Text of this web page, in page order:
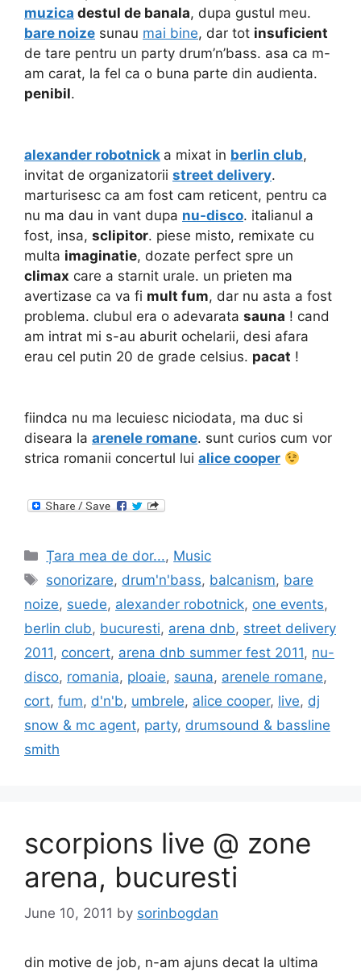
muzica destul de banala, dupa gustul meu.
bare noize sunau mai bine, dar tot insuficient
de tare pentru un party drum’n’bass. asa ca m-
am carat, la fel ca o buna parte din audienta.
penibil.
alexander robotnick a mixat in berlin club,
invitat de organizatorii street delivery.
marturisesc ca am fost cam reticent, pentru ca
nu ma dau in vant dupa nu-disco. italianul a
fost, insa, sclipitor. piese misto, remixate cu
multa imaginatie, dozate perfect spre un
climax care a starnit urale. un prieten ma
avertizase ca va fi mult fum, dar nu asta a fost
problema. clubul era o adevarata sauna ! cand
am intrat mi s-au aburit ochelarii, desi afara
erau cel putin 20 de grade celsius. pacat !
fiindca nu ma lecuiesc niciodata, ma duc si
diseara la arenele romane. sunt curios cum vor
strica romanii concertul lui alice cooper
Categories
Țara mea de dor..., Music
Tags
sonorizare, drum'n'bass, balcanism, bare
noize, suede, alexander robotnick, one events,
berlin club, bucuresti, arena dnb, street delivery
2011, concert, arena dnb summer fest 2011, nu-
disco, romania, ploaie, sauna, arenele romane,
cort, fum, d'n'b, umbrele, alice cooper, live, dj
snow & mc agent, party, drumsound & bassline
smith
scorpions live @ zone
arena, bucuresti
June 10, 2011 by sorinbogdan
din motive de job, n-am ajuns decat la ultima